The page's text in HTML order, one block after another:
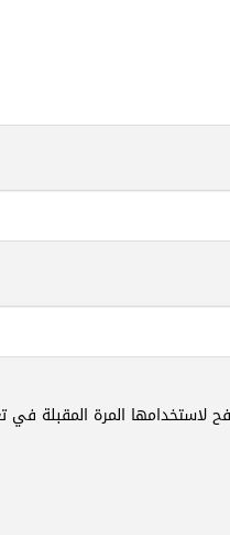
لاستخدامها المرة المقبلة في